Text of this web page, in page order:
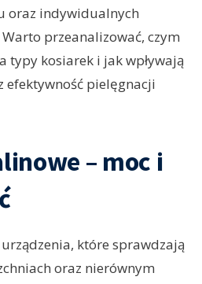
oraz indywidualnych
przeanalizować, czym
typy kosiarek i jak wpływają
efektywność pielęgnacji
– moc i
które sprawdzają
oraz nierównym